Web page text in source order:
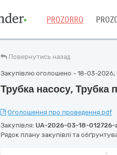
PROZORRO
Повернутись назад
Закупівлю оголошено - 18-03-2026,
Трубка насосу, Трубка
Оголошення про проведення.pdf
Закупівля: UA-2026-03-18-012726-
Рядок плану закупівлі та